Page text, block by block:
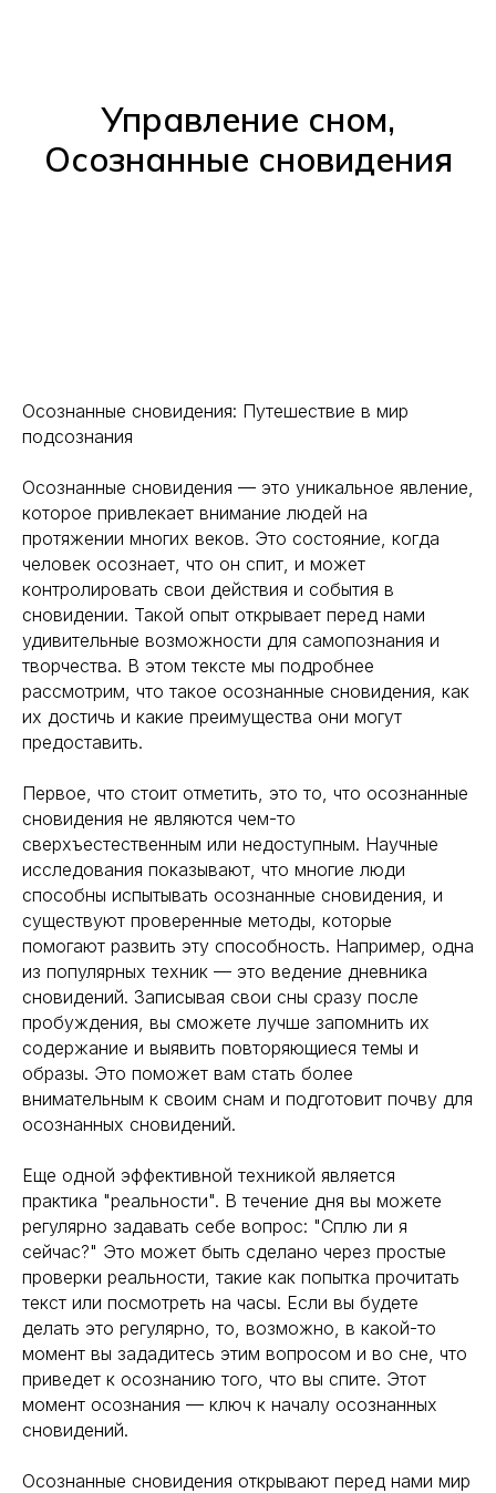
Управление сном,
Осознанные сновидения
Осознанные сновидения: Путешествие в мир
подсознания
Осознанные сновидения — это уникальное явление,
которое привлекает внимание людей на
протяжении многих веков. Это состояние, когда
человек осознает, что он спит, и может
контролировать свои действия и события в
сновидении. Такой опыт открывает перед нами
удивительные возможности для самопознания и
творчества. В этом тексте мы подробнее
рассмотрим, что такое осознанные сновидения, как
их достичь и какие преимущества они могут
предоставить.
Первое, что стоит отметить, это то, что осознанные
сновидения не являются чем-то
сверхъестественным или недоступным. Научные
исследования показывают, что многие люди
способны испытывать осознанные сновидения, и
существуют проверенные методы, которые
помогают развить эту способность. Например, одна
из популярных техник — это ведение дневника
сновидений. Записывая свои сны сразу после
пробуждения, вы сможете лучше запомнить их
содержание и выявить повторяющиеся темы и
образы. Это поможет вам стать более
внимательным к своим снам и подготовит почву для
осознанных сновидений.
Еще одной эффективной техникой является
практика "реальности". В течение дня вы можете
регулярно задавать себе вопрос: "Сплю ли я
сейчас?" Это может быть сделано через простые
проверки реальности, такие как попытка прочитать
текст или посмотреть на часы. Если вы будете
делать это регулярно, то, возможно, в какой-то
момент вы зададитесь этим вопросом и во сне, что
приведет к осознанию того, что вы спите. Этот
момент осознания — ключ к началу осознанных
сновидений.
Осознанные сновидения открывают перед нами мир